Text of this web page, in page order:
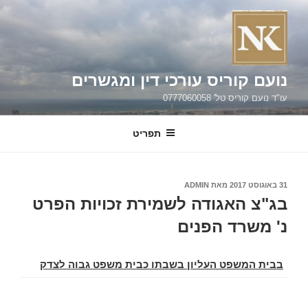
דילוג
נועם קוריס עורכי דין ומגשרים
עו"ד נועם קוריס טל' 0777060058
תפריט
פורסם
31 באוגוסט 2017 מאת ADMIN
בג"צ האגודה לשמירת זכויות הפרט
נ' משרד הפנים
בבית המשפט העליון בשבתו כבית משפט גבוה לצדק